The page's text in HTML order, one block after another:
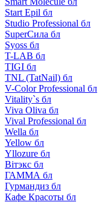
Start Epil бл
Studio Professional бл
SuperСила бл
Syoss бл
T-LAB бл
TIGI бл
TNL (TatNail) бл
V-Color Professional бл
Vitality`s бл
Viva Oliva бл
Vival Professional бл
Wella бл
Yellow бл
Yllozure бл
Вiтэкс бл
ГАММА бл
Гурмандиз бл
Кафе Красоты бл